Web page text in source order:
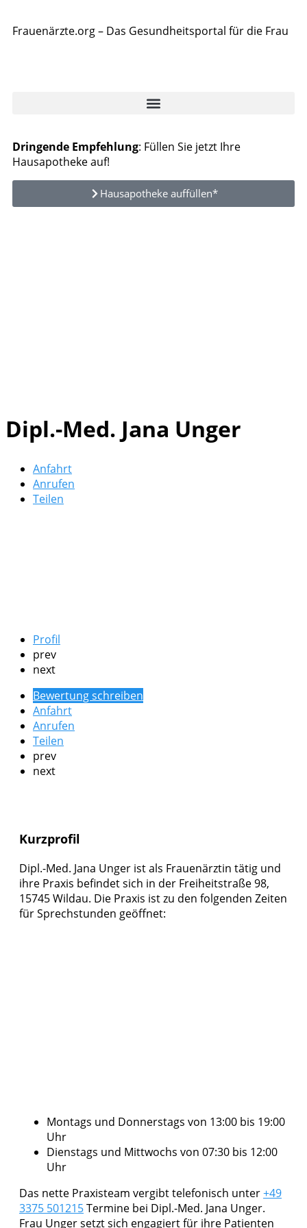
Frauenärzte.org – Das Gesundheitsportal für die Frau
Dringende Empfehlung: Füllen Sie jetzt Ihre
Hausapotheke auf!
Hausapotheke auffüllen*
Dipl.-Med. Jana Unger
Anfahrt
Anrufen
Teilen
Profil
prev
next
Bewertung schreiben
Anfahrt
Anrufen
Teilen
prev
next
Kurzprofil
Dipl.-Med. Jana Unger ist als Frauenärztin tätig und
ihre Praxis befindet sich in der Freiheitstraße 98,
15745 Wildau. Die Praxis ist zu den folgenden Zeiten
für Sprechstunden geöffnet:
Montags und Donnerstags von 13:00 bis 19:00
Uhr
Dienstags und Mittwochs von 07:30 bis 12:00
Uhr
Das nette Praxisteam vergibt telefonisch unter+49
3375 501215Termine bei Dipl.-Med. Jana Unger.
Frau Unger setzt sich engagiert für ihre Patienten